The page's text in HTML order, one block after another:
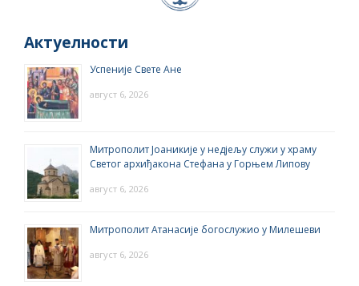
Актуелности
Успеније Свете Ане
август 6, 2026
Митрополит Јоаникије у недјељу служи у храму
Светог архиђакона Стефана у Горњем Липову
август 6, 2026
Митрополит Атанасије богослужио у Милешеви
август 6, 2026